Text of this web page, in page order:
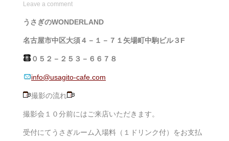
Leave a comment
うさぎのWONDERLAND
名古屋市中区大須４－１－７１矢場町中駒ビル３F
０５２－２５３－６６７８
info@usagito-cafe.com
撮影の流れ
撮影会１０分前にはご来店いただきます。
受付にてうさぎルーム入場料（１ドリンク付）をお支払